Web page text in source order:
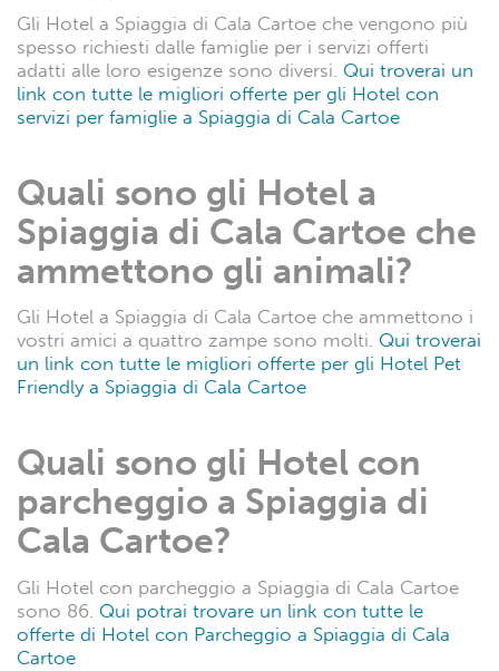
Gli Hotel a Spiaggia di Cala Cartoe che vengono più
spesso richiesti dalle famiglie per i servizi offerti
adatti alle loro esigenze sono diversi. Qui troverai un
link con tutte le migliori offerte per gli Hotel con
servizi per famiglie a Spiaggia di Cala Cartoe
Quali sono gli Hotel a
Spiaggia di Cala Cartoe che
ammettono gli animali?
Gli Hotel a Spiaggia di Cala Cartoe che ammettono i
vostri amici a quattro zampe sono molti. Qui troverai
un link con tutte le migliori offerte per gli Hotel Pet
Friendly a Spiaggia di Cala Cartoe
Quali sono gli Hotel con
parcheggio a Spiaggia di
Cala Cartoe?
Gli Hotel con parcheggio a Spiaggia di Cala Cartoe
sono 86. Qui potrai trovare un link con tutte le
offerte di Hotel con Parcheggio a Spiaggia di Cala
Cartoe